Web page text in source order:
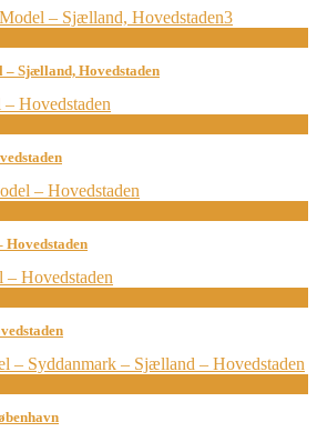
Sjælland, Hovedstaden
Hovedstaden